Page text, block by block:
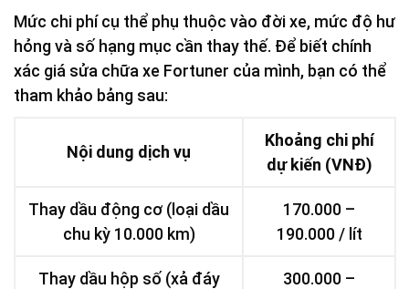
Mức chi phí cụ thể phụ thuộc vào đời xe, mức độ hư
hỏng và số hạng mục cần thay thế. Để biết chính
xác giá sửa chữa xe Fortuner của mình, bạn có thể
tham khảo bảng sau:
Nội dung dịch vụ
Khoảng chi phí
dự kiến (VNĐ)
Thay dầu động cơ (loại dầu
chu kỳ 10.000 km)
170.000 –
190.000 / lít
Thay dầu hộp số (xả đáy
300.000 –